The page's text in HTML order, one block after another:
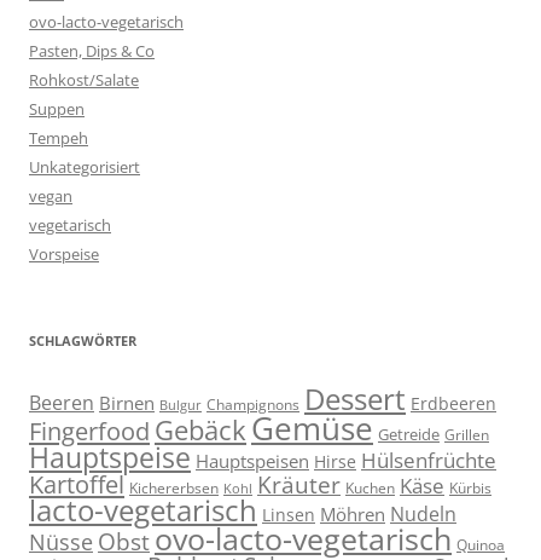
ovo-lacto-vegetarisch
Pasten, Dips & Co
Rohkost/Salate
Suppen
Tempeh
Unkategorisiert
vegan
vegetarisch
Vorspeise
SCHLAGWÖRTER
Beeren Birnen Bulgur Champignons Dessert Erdbeeren
Fingerfood Gebäck Gemüse Getreide Grillen
Hauptspeise Hauptspeisen Hirse Hülsenfrüchte
Kartoffel Kichererbsen Kohl Kräuter Kuchen Käse Kürbis
lacto-vegetarisch Linsen Möhren Nudeln
Nüsse Obstovo-lacto-vegetarisch Quinoa